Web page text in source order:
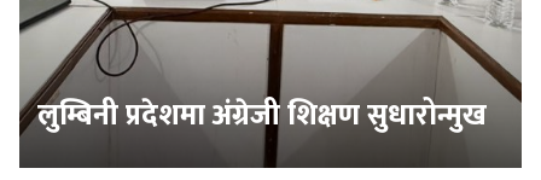
लुम्बिनी प्रदेशमा अंग्रेजी शिक्षण सुधारोन्मुख